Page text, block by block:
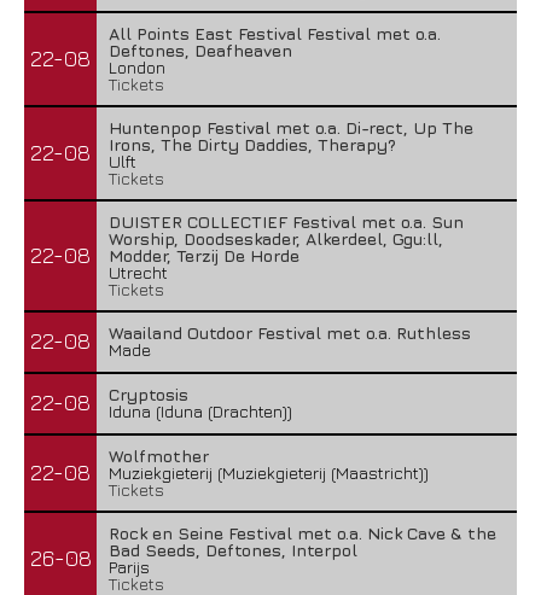
22-08
All Points East Festival Festival met o.a.
Deftones, Deafheaven
London
Tickets
22-08
Huntenpop Festival met o.a. Di-rect, Up The
Irons, The Dirty Daddies, Therapy?
Ulft
Tickets
22-08
DUISTER COLLECTIEF Festival met o.a. Sun
Worship, Doodseskader, Alkerdeel, Ggu:ll,
Modder, Terzij De Horde
Utrecht
Tickets
22-08
Waailand Outdoor Festival met o.a. Ruthless
Made
22-08
Cryptosis
Iduna (Iduna (Drachten))
22-08
Wolfmother
Muziekgieterij (Muziekgieterij (Maastricht))
Tickets
26-08
Rock en Seine Festival met o.a. Nick Cave & the
Bad Seeds, Deftones, Interpol
Parijs
Tickets